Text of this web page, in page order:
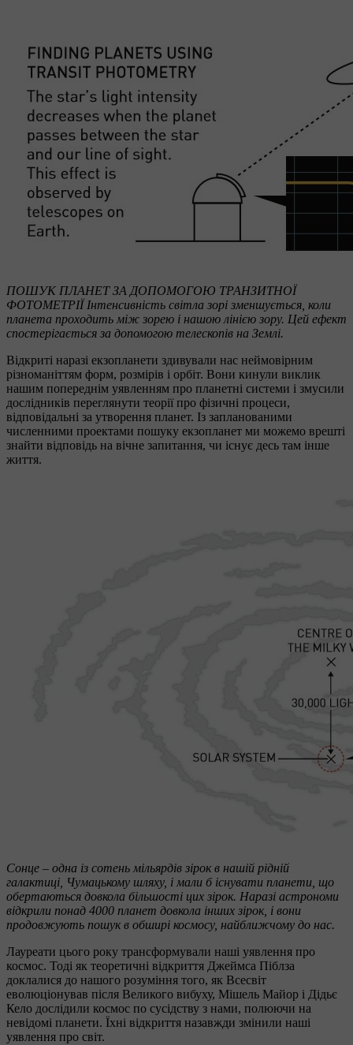
ПОШУК ПЛАНЕТ ЗА ДОПОМОГОЮ ТРАНЗИТНОЇ
ФОТОМЕТРІЇ Інтенсивність світла зорі зменшується, коли
планета проходить між зорею і нашою лінією зору. Цей ефект
спостерігається за допомогою телескопів на Землі.
Відкриті наразі екзопланети здивували нас неймовірним
різноманіттям форм, розмірів і орбіт. Вони кинули виклик
нашим попереднім уявленням про планетні системи і змусили
дослідників переглянути теорії про фізичні процеси,
відповідальні за утворення планет. Із запланованими
численними проектами пошуку екзопланет ми можемо врешті
знайти відповідь на вічне запитання, чи існує десь там інше
життя.
Сонце – одна із сотень мільярдів зірок в нашій рідній
галактиці, Чумацькому шляху, і мали б існувати планети, що
обертаються довкола більшості цих зірок. Наразі астрономи
відкрили понад 4000 планет довкола інших зірок, і вони
продовжують пошук в обширі космосу, найближчому до нас.
Лауреати цього року трансформували наші уявлення про
космос. Тоді як теоретичні відкриття Джеймса Піблза
доклалися до нашого розуміння того, як Всесвіт
еволюціонував після Великого вибуху, Мішель Майор і Дідьє
Кело дослідили космос по сусідству з нами, полюючи на
невідомі планети. Їхні відкриття назавжди змінили наші
уявлення про світ.